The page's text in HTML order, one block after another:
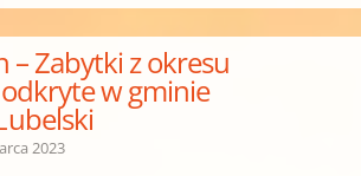
– Zabytki z okresu
w gminie
2023